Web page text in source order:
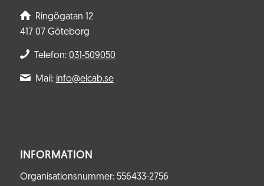
Ringögatan 12
417 07 Göteborg
Telefon: 031-509050
Mail: info@elcab.se
INFORMATION
Organisationsnummer: 556433-2756